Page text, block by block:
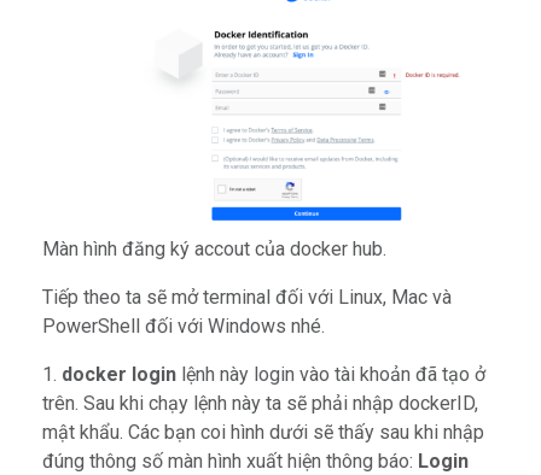
Màn hình đăng ký accout của docker hub.
Tiếp theo ta sẽ mở terminal đối với Linux, Mac và
PowerShell đối với Windows nhé.
1. docker login lệnh này login vào tài khoản đã tạo ở
trên. Sau khi chạy lệnh này ta sẽ phải nhập dockerID,
mật khẩu. Các bạn coi hình dưới sẽ thấy sau khi nhập
đúng thông số màn hình xuất hiện thông báo: Login